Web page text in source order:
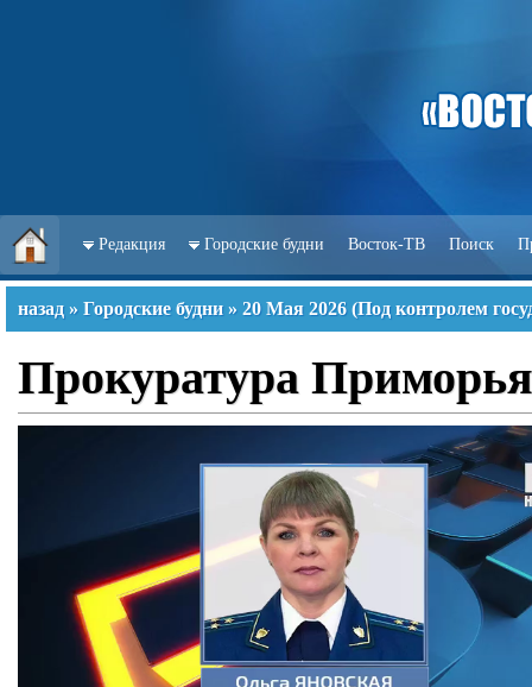
Редакция Городские будни Восток-ТВ Поиск
назад » Городские будни » 20 Мая 2026 (Под контролем
Прокуратура